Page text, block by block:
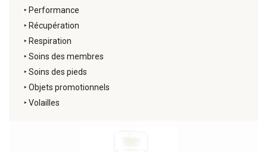
‣ Performance
‣ Récupération
‣ Respiration
‣Soins des membres
‣Soins des pieds
‣Objets promotionnels
‣Volailles